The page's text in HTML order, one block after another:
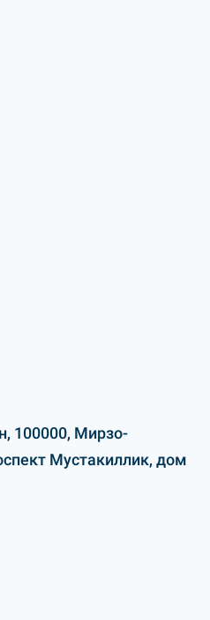
100000, Мирзо-
Мустакиллик, дом